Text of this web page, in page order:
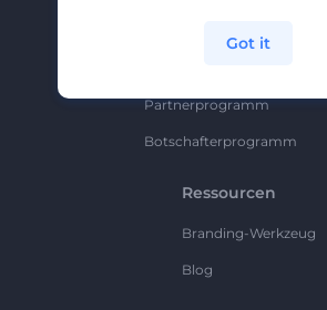
Partnerprogramm
Botschafterprogramm
Ressourcen
Branding-Werkzeug
Blog
Got it